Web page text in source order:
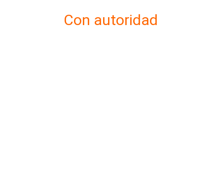
Con autoridad